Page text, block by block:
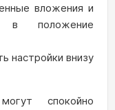
вложения и
в положение
настройки внизу
спокойно